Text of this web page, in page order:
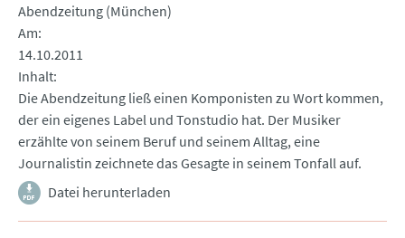
Abendzeitung (München)
Am
14.10.2011
Inhalt
Die Abendzeitung ließ einen Komponisten zu Wort kommen,
der ein eigenes Label und Tonstudio hat. Der Musiker
erzählte von seinem Beruf und seinem Alltag, eine
Journalistin zeichnete das Gesagte in seinem Tonfall auf.
Datei herunterladen